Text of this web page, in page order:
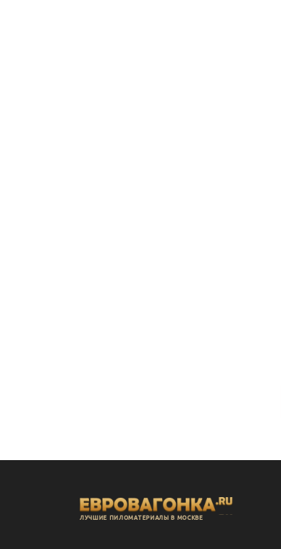
ЛУЧШИЕ ПИЛОМАТЕРИАЛЫ В МОСКВЕ